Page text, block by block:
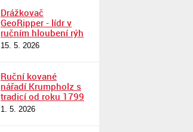
Drážkovač
GeoRipper - lídr v
ručním hloubení rýh
15. 5. 2026
Ruční kované
nářadí Krumpholz s
tradicí od roku 1799
1. 5. 2026